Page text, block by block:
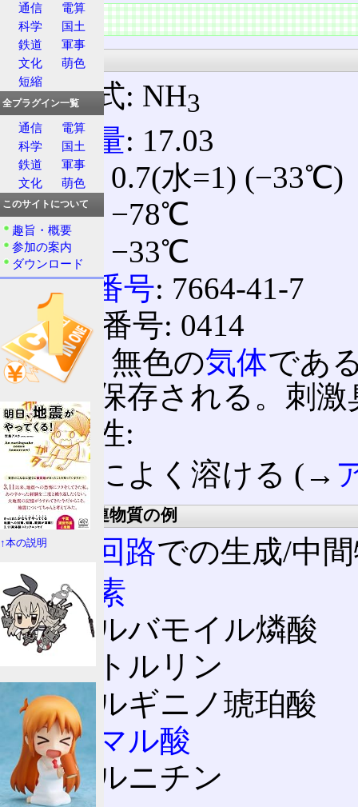
概要
基本情報
組成式: NH3
分子量: 17.03
比重
: 0.7(水=1) (−33℃)
融点: −78℃
沸点
: −33℃
CAS番号: 7664-41-7
ICSC番号: 0414
外観: 無色の気体であ
して保存される。刺激
溶解性:
水 によく溶ける (→
誘導体、関連物質の例
尿素回路での生成/中
尿素
カルバモイル燐酸
シトルリン
アルギニノ琥珀酸
フマル酸
オルニチン
通信
電算
科学
国土
鉄道
軍事
文化
萌色
短縮
全プラグイン一覧
通信
電算
科学
国土
鉄道
軍事
文化
萌色
このサイトについて
趣旨・概要
参加の案内
ダウンロード
↑本の説明